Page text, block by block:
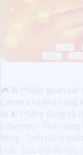
3:
**Góc quan sát